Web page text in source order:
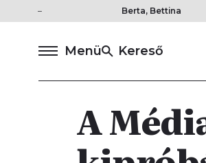
Berta, Bettina
Menü Kereső
A